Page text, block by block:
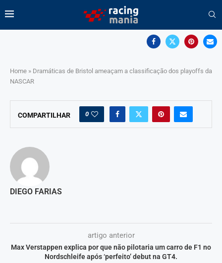
Home » Dramáticas de Bristol ameaçam a classificação dos playoffs da
NASCAR
COMPARTILHAR 0
DIEGO FARIAS
artigo anterior
Max Verstappen explica por que não pilotaria um carro de F1 no
Nordschleife após ‘perfeito’ debut na GT4.